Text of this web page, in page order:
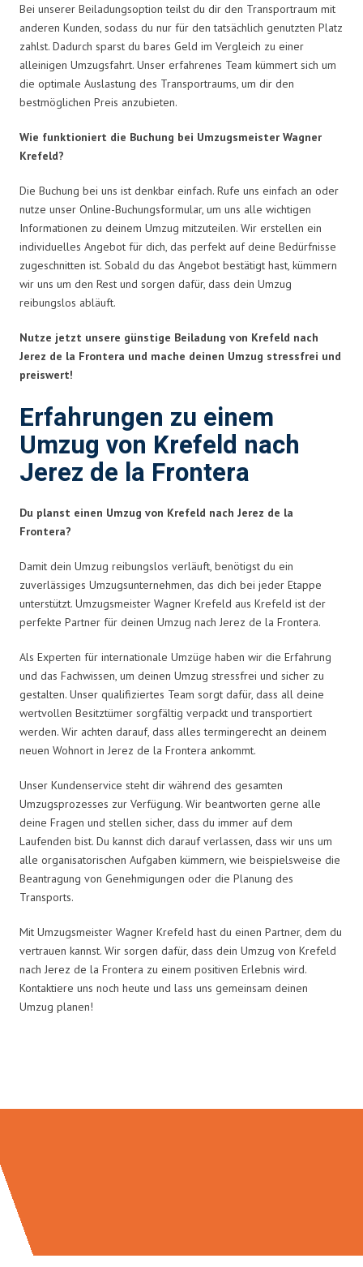
Bei unserer Beiladungsoption teilst du dir den Transportraum mit
anderen Kunden, sodass du nur für den tatsächlich genutzten Platz
zahlst. Dadurch sparst du bares Geld im Vergleich zu einer
alleinigen Umzugsfahrt. Unser erfahrenes Team kümmert sich um
die optimale Auslastung des Transportraums, um dir den
bestmöglichen Preis anzubieten.
Wie funktioniert die Buchung bei Umzugsmeister Wagner
Krefeld?
Die Buchung bei uns ist denkbar einfach. Rufe uns einfach an oder
nutze unser Online-Buchungsformular, um uns alle wichtigen
Informationen zu deinem Umzug mitzuteilen. Wir erstellen ein
individuelles Angebot für dich, das perfekt auf deine Bedürfnisse
zugeschnitten ist. Sobald du das Angebot bestätigt hast, kümmern
wir uns um den Rest und sorgen dafür, dass dein Umzug
reibungslos abläuft.
Nutze jetzt unsere günstige Beiladung von Krefeld nach
Jerez de la Frontera und mache deinen Umzug stressfrei und
preiswert!
Erfahrungen zu einem
Umzug von Krefeld nach
Jerez de la Frontera
Du planst einen Umzug von Krefeld nach Jerez de la
Frontera?
Damit dein Umzug reibungslos verläuft, benötigst du ein
zuverlässiges Umzugsunternehmen, das dich bei jeder Etappe
unterstützt. Umzugsmeister Wagner Krefeld aus Krefeld ist der
perfekte Partner für deinen Umzug nach Jerez de la Frontera.
Als Experten für internationale Umzüge haben wir die Erfahrung
und das Fachwissen, um deinen Umzug stressfrei und sicher zu
gestalten. Unser qualifiziertes Team sorgt dafür, dass all deine
wertvollen Besitztümer sorgfältig verpackt und transportiert
werden. Wir achten darauf, dass alles termingerecht an deinem
neuen Wohnort in Jerez de la Frontera ankommt.
Unser Kundenservice steht dir während des gesamten
Umzugsprozesses zur Verfügung. Wir beantworten gerne alle
deine Fragen und stellen sicher, dass du immer auf dem
Laufenden bist. Du kannst dich darauf verlassen, dass wir uns um
alle organisatorischen Aufgaben kümmern, wie beispielsweise die
Beantragung von Genehmigungen oder die Planung des
Transports.
Mit Umzugsmeister Wagner Krefeld hast du einen Partner, dem du
vertrauen kannst. Wir sorgen dafür, dass dein Umzug von Krefeld
nach Jerez de la Frontera zu einem positiven Erlebnis wird.
Kontaktiere uns noch heute und lass uns gemeinsam deinen
Umzug planen!